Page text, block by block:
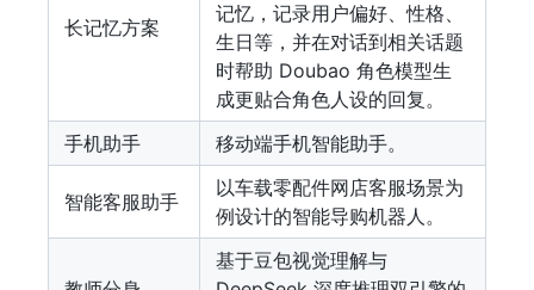
长记忆方案
记忆，记录用户偏好、性格、
生日等，并在对话到相关话题
时帮助 Doubao 角色模型生
成更贴合角色人设的回复。
手机助手
移动端手机智能助手。
智能客服助手
以车载零配件网店客服场景为
例设计的智能导购机器人。
基于豆包视觉理解与